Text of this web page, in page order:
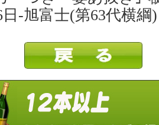
-旭富士(第63代横綱)